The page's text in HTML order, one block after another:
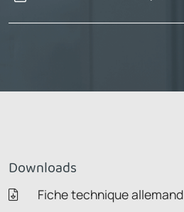
Downloads
Fiche technique allemand